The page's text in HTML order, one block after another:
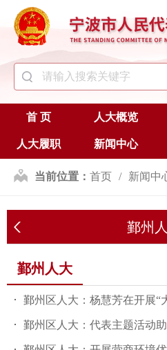
首 页 人大概览
人大履职 新闻中心
当前位置： 首页 新闻中
区（县
鄞州
鄞州人大
鄞州区人大：杨慧芳在开展“大走访大调研大服务大解题”活动时
鄞州区人大：代表主题活动助力营商环境再